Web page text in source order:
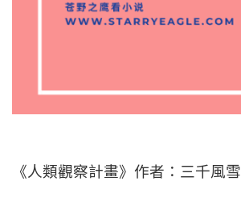
《人類觀察計畫》作者：三千風雪